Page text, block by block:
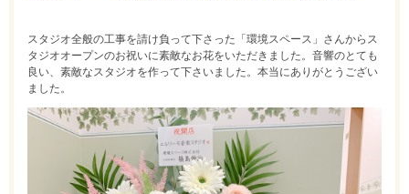
スタジオ全般の工事を請け負って下さった「環境スペース」さんからス
タジオオープンのお祝いに素敵なお花をいただきました。音響のとても
良い、素敵なスタジオを作って下さいました。本当にありがとうござい
ました。